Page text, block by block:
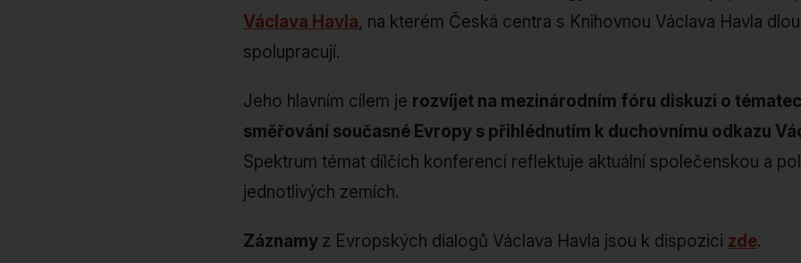
Václava Havla, na kterém Česká centra s Knihovnou Václava Havla
spolupracují.
Jeho hlavním cílem je rozvíjet na mezinárodním fóru diskuzi o
směřování současné Evropy s přihlédnutím k duchovnímu odkazu
Spektrum témat dílčích konferencí reflektuje aktuální společenskou a
jednotlivých zemích.
Záznamy z Evropských dialogů Václava Havla jsou k dispozici zde.